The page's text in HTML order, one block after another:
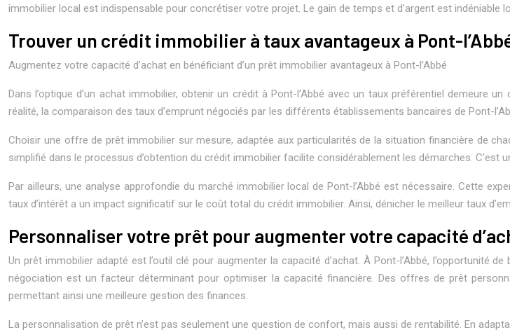
immobilier local est indispensable pour concrétiser votre projet. Le gain de temps et d’argent est indéniable
Trouver un crédit immobilier à taux avantageux à Pont-
Augmentez votre capacité d’achat en bénéficiant d’un prêt immobilier avantageux à Pont-l’Abbé
Dans l’optique d’un achat immobilier, obtenir un crédit à Pont-l’Abbé avec un taux préférentiel demeure
réalité, la comparaison des taux d’emprunt négociés par les différents établissements bancaires de Pont-
Choisir une offre de prêt immobilier sur mesure, adaptée aux particularités de la situation financière de
simplifié dans le processus d’obtention du crédit immobilier facilite considérablement les démarches. C’est
Par ailleurs, une analyse approfondie du marché immobilier local de Pont-l’Abbé est nécessaire. Cette
taux d’intérêt a un impact significatif sur le coût total du crédit immobilier. Ainsi, dénicher le meilleur taux
Personnaliser votre prêt pour augmenter votre capacité
Un prêt immobilier adapté est l’outil clé pour augmenter la capacité d’achat. À Pont-l’Abbé, l’opportunité
négociation est un facteur déterminant pour optimiser la capacité financière. Des offres de prêt
permettant ainsi une meilleure gestion des finances.
La personnalisation de prêt n’est pas seulement une question de confort, mais aussi de rentabilité. En